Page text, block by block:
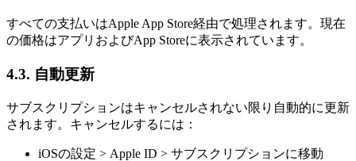
すべての支払いはApple App Store経由で処理されます。現在
の価格はアプリおよびApp Storeに表示されています。
4.3. 自動更新
サブスクリプションはキャンセルされない限り自動的に更新
されます。キャンセルするには：
iOSの設定 > Apple ID > サブスクリプションに移動